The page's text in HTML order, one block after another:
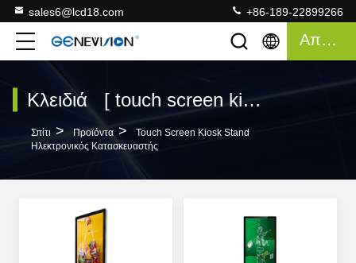
sales6@lcd18.com +86-189-22899266
Απόσπασμα
Κλειδιά [ touch screen kiosk stand ] Συμφωνία 120 Προϊόντα
Σπίτι > Προϊόντα >
Touch Screen Kiosk Stand
Ηλεκτρονικός Κατασκευαστής